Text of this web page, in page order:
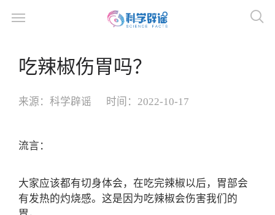
吃辣椒伤胃吗？
来源： 科学辟谣 时间： 2022-10-17
流言：
大家应该都有切身体会，在吃完辣椒以后，胃部会
有发热的灼烧感。这是因为吃辣椒会伤害我们的